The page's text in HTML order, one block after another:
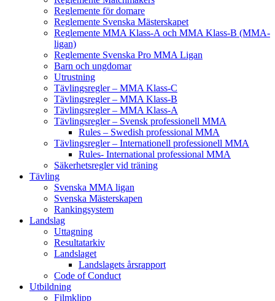
Reglemente för domare
Reglemente Svenska Mästerskapet
Reglemente MMA Klass-A och MMA Klass-B (MMA-
ligan)
Reglemente Svenska Pro MMA Ligan
Barn och ungdomar
Utrustning
Tävlingsregler – MMA Klass-C
Tävlingsregler – MMA Klass-B
Tävlingsregler – MMA Klass-A
Tävlingsregler – Svensk professionell MMA
Rules – Swedish professional MMA
Tävlingsregler – Internationell professionell MMA
Rules- International professional MMA
Säkerhetsregler vid träning
Tävling
Svenska MMA ligan
Svenska Mästerskapen
Rankingsystem
Landslag
Uttagning
Resultatarkiv
Landslaget
Landslagets årsrapport
Code of Conduct
Utbildning
Filmklipp